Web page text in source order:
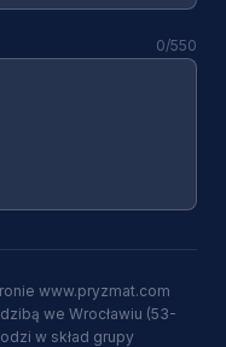
0/550
www.pryzmat.com
we Wrocławiu (53-
w skład grupy